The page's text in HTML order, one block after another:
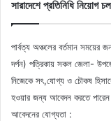
সারাদেশে প্রতিনিধি নিয়োগ
পার্বত্য অঞ্চলের বর্তমান
দর্পন) পত্রিকায় সকল জেলা-
নিজেকে সৎ,যোগ্য ও চৌকষ
হওয়ার জন্য আবেদন করতে
আবেদনের যোগ্যতা :